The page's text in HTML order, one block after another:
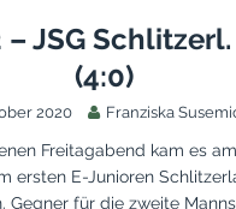
– JSG Schlitzerl.
(4:0)
2020 Franziska
Freitagabend kam es
ersten E-Junioren
Gegner für die zweite